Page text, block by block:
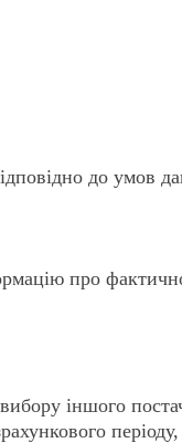
до умов
про
іншого